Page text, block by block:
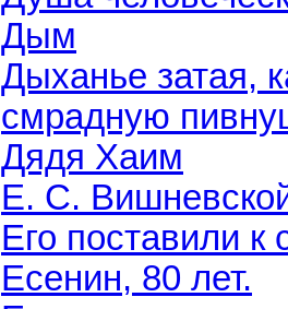
Дым
Дыханье затая,
смрадную
Дядя Хаим
Е. С.
Его поставили к
Есенин, 80 лет.